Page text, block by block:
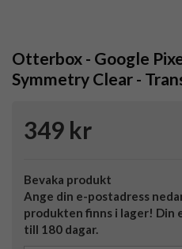
Otterbox - Google
Symmetry Clear -
349 kr
Bevaka produkt
Ange din e-postadress
produkten finns i lager! Din
till 180 dagar.